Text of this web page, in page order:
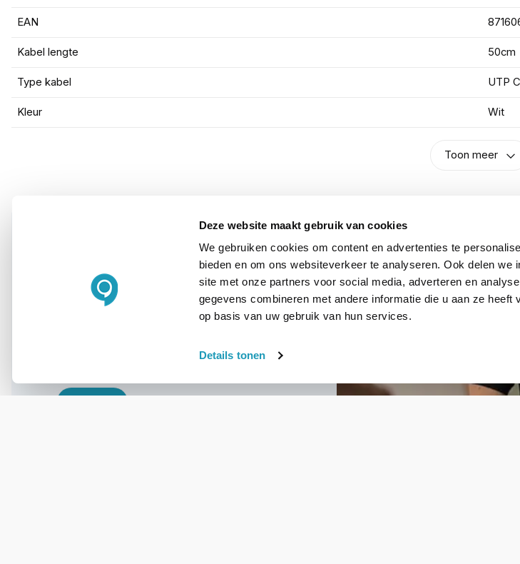
Deze website maakt gebruik van cookies
We gebruiken cookies om content en advertenties te
bieden en om ons websiteverkeer te analyseren. Ook delen we
site met onze partners voor social media, adverteren en
gegevens combineren met andere informatie die u aan ze
op basis van uw gebruik van hun services.
Details tonen
EAN
Kabel lengte 50cm
Type kabel UTP
Kleur Wit
Toon meer
Vraag het onze